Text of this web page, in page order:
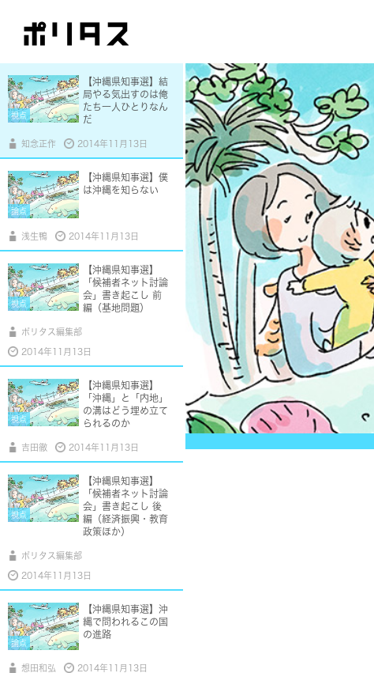
OKINAWA
竹田圭吾 2014年11月12日
視点
【沖縄県知事選】結
局やる気出すのは俺
たち一人ひとりなん
だ
知念正作 2014年11月13日
論点
【沖縄県知事選】僕
は沖縄を知らない
浅生鴨 2014年11月13日
視点
【沖縄県知事選】
「候補者ネット討論
会」書き起こし 前
編（基地問題）
ポリタス編集部
2014年11月13日
視点
【沖縄県知事選】
「沖縄」と「内地」
の溝はどう埋め立て
られるのか
吉田徹 2014年11月13日
視点
【沖縄県知事選】
「候補者ネット討論
会」書き起こし 後
編（経済振興・教育
政策ほか）
ポリタス編集部
2014年11月13日
論点
【沖縄県知事選】沖
縄で問われるこの国
の進路
想田和弘 2014年11月13日